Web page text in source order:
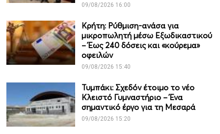
09/08/2026 16:00
Κρήτη: Ρύθμιση-ανάσα για
μικροπωλητή μέσω Εξωδικαστικού
– Έως 240 δόσεις και «κούρεμα»
οφειλών
09/08/2026 15:40
Τυμπάκι: Σχεδόν έτοιμο το νέο
Κλειστό Γυμναστήριο – Ένα
σημαντικό έργο για τη Μεσαρά
09/08/2026 15:20